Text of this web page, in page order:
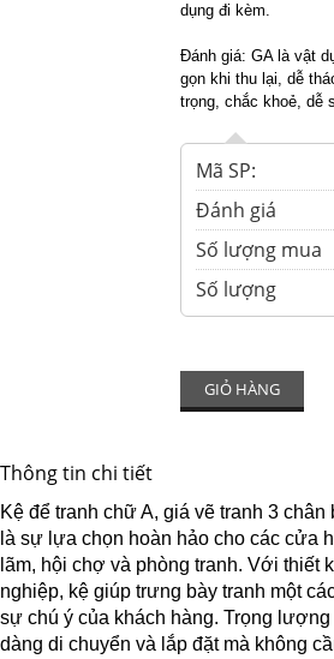
dụng đi kèm.
Đánh giá: GA là vật
gọn khi thu lại, dễ
trọng, chắc khoẻ, dễ
Mã SP:
Đánh giá
Số lượng mua
Số lượng
GIỎ HÀNG
Thông tin chi tiết
Kệ để tranh chữ A, giá vẽ tranh 3
là sự lựa chọn hoàn hảo cho các cửa
lãm, hội chợ và phòng tranh. Với thiết
nghiệp, kệ giúp trưng bày tranh một
sự chú ý của khách hàng. Trọng
dàng di chuyển và lắp đặt mà không